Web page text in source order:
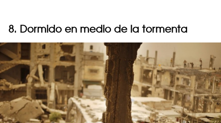
8. Dormido en medio de la tormenta